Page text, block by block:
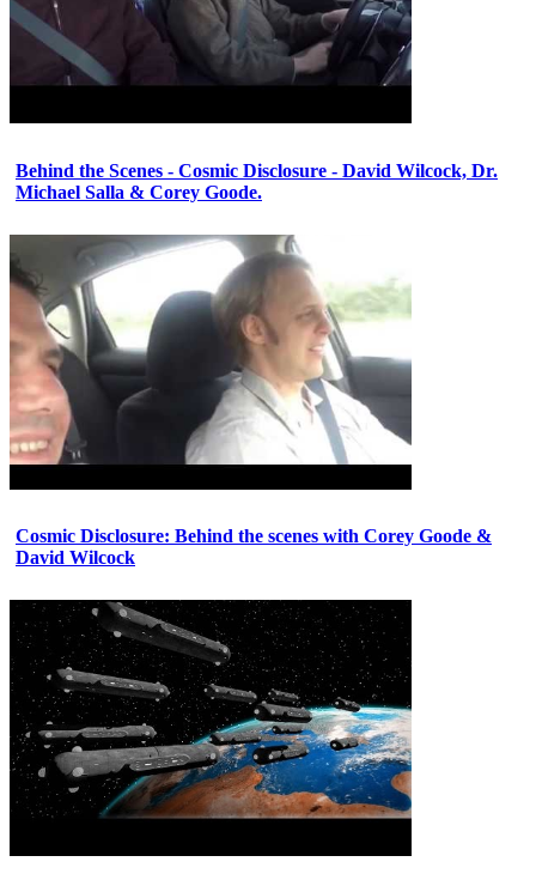
Behind the Scenes - Cosmic Disclosure - David Wilcock, Dr.
Michael Salla & Corey Goode.
Cosmic Disclosure: Behind the scenes with Corey Goode &
David Wilcock